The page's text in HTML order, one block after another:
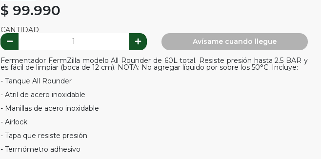
$ 99.990
CANTIDAD
Avísame cuando llegue
Fermentador FermZilla modelo All Rounder de 60L total. Resiste presión hasta 2.5 BAR y
es fácil de limpiar (boca de 12 cm). NOTA: No agregar líquido por sobre los 50°C. Incluye:
- Tanque All Rounder
- Atril de acero inoxidable
- Manillas de acero inoxidable
- Airlock
- Tapa que resiste presión
- Termómetro adhesivo